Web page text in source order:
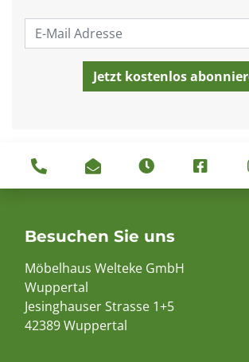
Besuchen Sie uns
Möbelhaus Welteke GmbH
Wuppertal
Jesinghauser Strasse 1+5
42389 Wuppertal